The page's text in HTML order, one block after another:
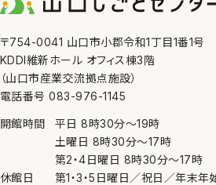
す。
6. 第三者への提供
当センターは、①利用者本人の同
令の定める場合、③人の生命、身
の健全な育成の推進のために特
（③、④については本人の同意を
るとき）を除き、個人情報を第三者
〒754-0041 山口市小郡令和1丁目1番1号
KDDI維新ホール オフィス棟3階
（山口市産業交流拠点施設）
電話番号 083-976-1145
開館時間 平日8時30分〜19時
土曜日 8時30分〜17時
第2・4日曜日 8時30分〜17時
休館日
第1・3・5日曜日／祝日／年末年